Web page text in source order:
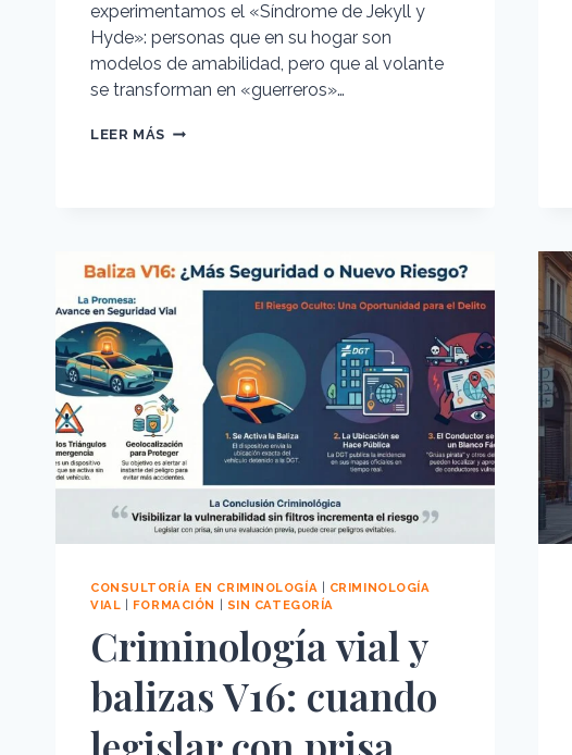
experimentamos el «Síndrome de Jekyll y
Hyde»: personas que en su hogar son
modelos de amabilidad, pero que al volante
se transforman en «guerreros»…
LEER MÁS LA
INCÓMODAS
TRANSFORMADORAS)
LA
IRA
AL
CONDUCIR
CONSULTORÍA EN CRIMINOLOGÍA
CRIMINOLOGÍA
VIAL
FORMACIÓN SIN CATEGORÍA
Criminología vial y
balizas V16: cuando